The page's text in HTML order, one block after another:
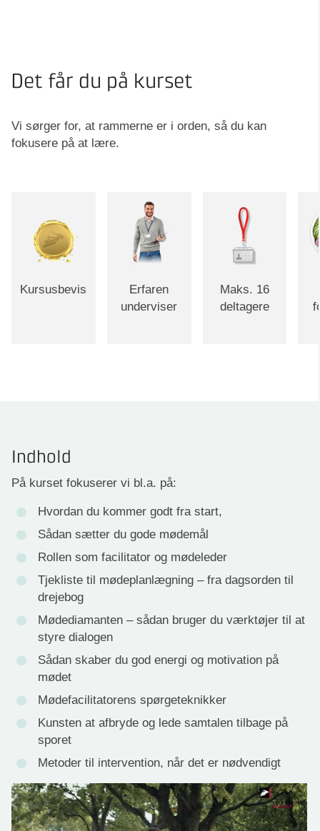
Det får du på kurset
Vi sørger for, at rammerne er i orden, så du kan
fokusere på at lære.
Kursusbevis
Erfaren
underviser
Maks. 16
deltagere
Indhold
På kurset fokuserer vi bl.a. på:
Hvordan du kommer godt fra start,
Sådan sætter du gode mødemål
Rollen som facilitator og mødeleder
Tjekliste til mødeplanlægning – fra dagsorden til
drejebog
Mødediamanten – sådan bruger du værktøjer til at
styre dialogen
Sådan skaber du god energi og motivation på
mødet
Mødefacilitatorens spørgeteknikker
Kunsten at afbryde og lede samtalen tilbage på
sporet
Metoder til intervention, når det er nødvendigt